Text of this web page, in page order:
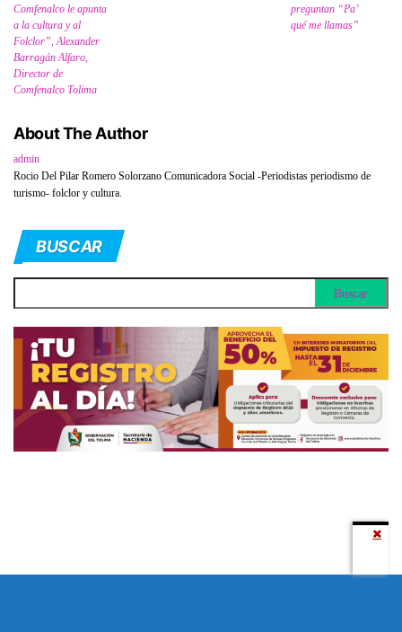
Comfenalco le apunta
a la cultura y al
Folclor”, Alexander
Barragán Alfaro,
Director de
Comfenalco Tolima
preguntan “Pa’
qué me llamas”
About The Author
admin
Rocio Del Pilar Romero Solorzano Comunicadora Social -Periodistas periodismo de
turismo- folclor y cultura.
BUSCAR